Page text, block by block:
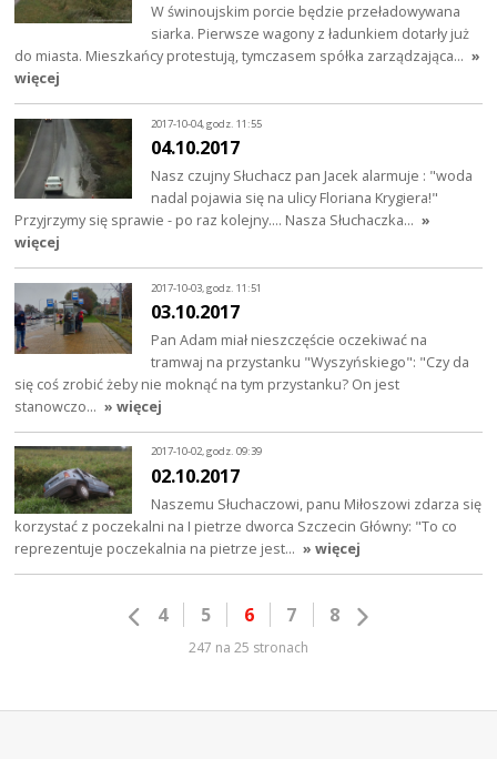
W świnoujskim porcie będzie przeładowywana
siarka. Pierwsze wagony z ładunkiem dotarły już
do miasta. Mieszkańcy protestują, tymczasem spółka zarządzająca… »
więcej
2017-10-04, godz. 11:55
04.10.2017
Nasz czujny Słuchacz pan Jacek alarmuje : "woda
nadal pojawia się na ulicy Floriana Krygiera!"
Przyjrzymy się sprawie - po raz kolejny.... Nasza Słuchaczka… »
więcej
2017-10-03, godz. 11:51
03.10.2017
Pan Adam miał nieszczęście oczekiwać na
tramwaj na przystanku "Wyszyńskiego": "Czy da
się coś zrobić żeby nie moknąć na tym przystanku? On jest
stanowczo… » więcej
2017-10-02, godz. 09:39
02.10.2017
Naszemu Słuchaczowi, panu Miłoszowi zdarza się
korzystać z poczekalni na I pietrze dworca Szczecin Główny: "To co
reprezentuje poczekalnia na pietrze jest… » więcej
4 5 6 7 8
247 na 25 stronach